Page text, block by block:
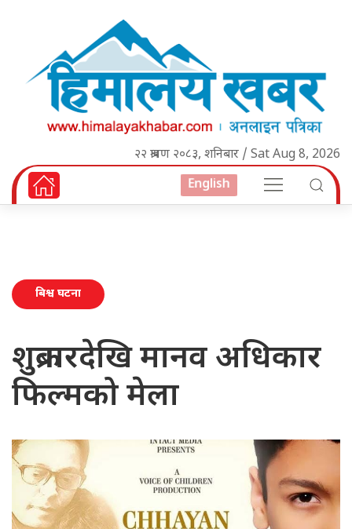
२२ श्रावण २०८३, शनिबार / Sat Aug 8, 2026
English
बिश्व घटना
शुक्रबारदेखि मानव अधिकार
फिल्मको मेला